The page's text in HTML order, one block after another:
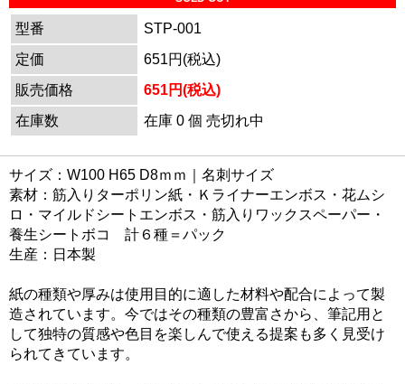
型番
STP-001
定価
651円(税込)
販売価格
651円(税込)
在庫数
在庫 0 個 売切れ中
サイズ：W100 H65 D8ｍｍ｜名刺サイズ
素材：筋入りターポリン紙・Ｋライナーエンボス・花ムシ
ロ・マイルドシートエンボス・筋入りワックスペーパー・
養生シートボコ 計６種＝パック
生産：日本製
紙の種類や厚みは使用目的に適した材料や配合によって製
造されています。今ではその種類の豊富さから、筆記用と
して独特の質感や色目を楽しんで使える提案も多く見受け
られてきています。